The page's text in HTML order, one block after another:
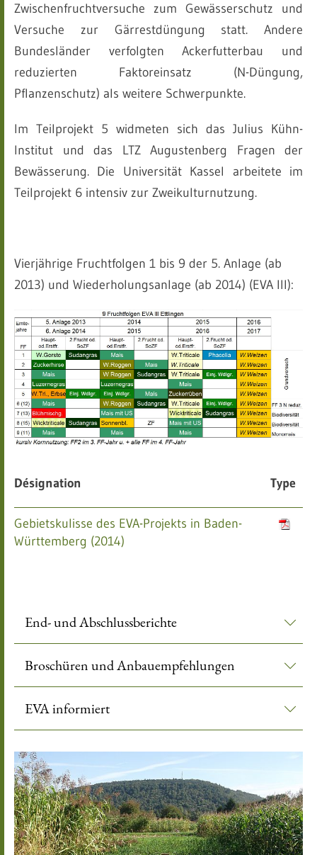
Zwischenfruchtversuche zum Gewässerschutz und
Versuche zur Gärrestdüngung statt. Andere
Bundesländer verfolgten Ackerfutterbau und
reduzierten Faktoreinsatz (N-Düngung,
Pflanzenschutz) als weitere Schwerpunkte.
Im Teilprojekt 5 widmeten sich das Julius Kühn-
Institut und das LTZ Augustenberg Fragen der
Bewässerung. Die Universität Kassel arbeitete im
Teilprojekt 6 intensiv zur Zweikulturnutzung.
Vierjährige Fruchtfolgen 1 bis 9 der 5. Anlage (ab
2013) und Wiederholungsanlage (ab 2014) (EVA III):
Désignation Type
Gebietskulisse des EVA-Projekts in Baden-
Württemberg (2014)
End- und Abschlussberichte
Broschüren und Anbauempfehlungen
EVA informiert